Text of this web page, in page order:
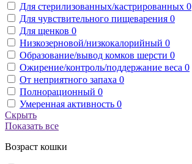
Для стерилизованных/кастрированных 0
Для чувствительного пищеварения 0
Для щенков 0
Низкозерновой/низкокалорийный 0
Образование/вывод комков шерсти 0
Ожирение/контроль/поддержание веса 0
От неприятного запаха 0
Полнорационный 0
Умеренная активность 0
Скрыть
Показать все
Возраст кошки